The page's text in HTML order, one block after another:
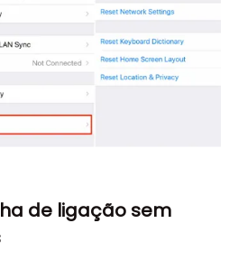
de ligação sem